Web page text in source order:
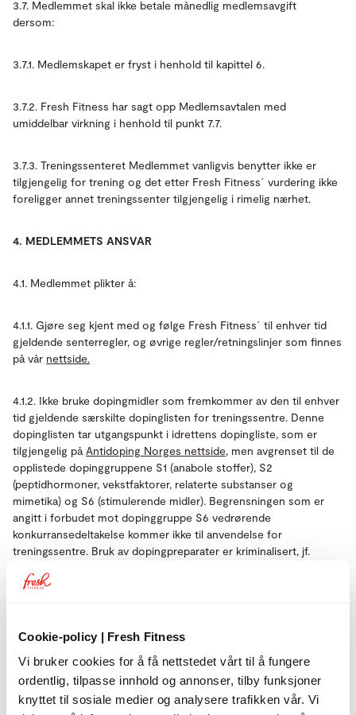
Cookie-policy | Fresh Fitness
Vi bruker cookies for å få nettstedet vårt til å fungere
ordentlig, tilpasse innhold og annonser, tilby funksjoner
knyttet til sosiale medier og analysere trafikken vår. Vi
3.7. Medlemmet skal ikke betale månedlig medlemsavgift
dersom:
3.7.1. Medlemskapet er fryst i henhold til kapittel 6.
3.7.2. Fresh Fitness har sagt opp Medlemsavtalen med
umiddelbar virkning i henhold til punkt 7.7.
3.7.3. Treningssenteret Medlemmet vanligvis benytter ikke er
tilgjengelig for trening og det etter Fresh Fitness´ vurdering ikke
foreligger annet treningssenter tilgjengelig i rimelig nærhet.
4. MEDLEMMETS ANSVAR
4.1. Medlemmet plikter å:
4.1.1. Gjøre seg kjent med og følge Fresh Fitness´ til enhver tid
gjeldende senterregler, og øvrige regler/retningslinjer som finnes
på vår nettside.
4.1.2. Ikke bruke dopingmidler som fremkommer av den til enhver
tid gjeldende særskilte dopinglisten for treningssentre. Denne
dopinglisten tar utgangspunkt i idrettens dopingliste, som er
tilgjengelig på Antidoping Norges nettside, men avgrenset til de
opplistede dopinggruppene S1 (anabole stoffer), S2
(peptidhormoner, vekstfaktorer, relaterte substanser og
mimetika) og S6 (stimulerende midler). Begrensningen som er
angitt i forbudet mot dopinggruppe S6 vedrørende
konkurransedeltakelse kommer ikke til anvendelse for
treningssentre. Bruk av dopingpreparater er kriminalisert, jf.
kunne bli politianmeldt. Fresh Fitness vil i samarbeid med
treningssentre mens slik kontroll pågår plikter i den forbindelse
Antidoping Norge. Dopingprøven vil bli gjennomført i henhold til
prosedyren som er beskrevet i et særskilt dokument som
Medlemmet vil bli forevist.